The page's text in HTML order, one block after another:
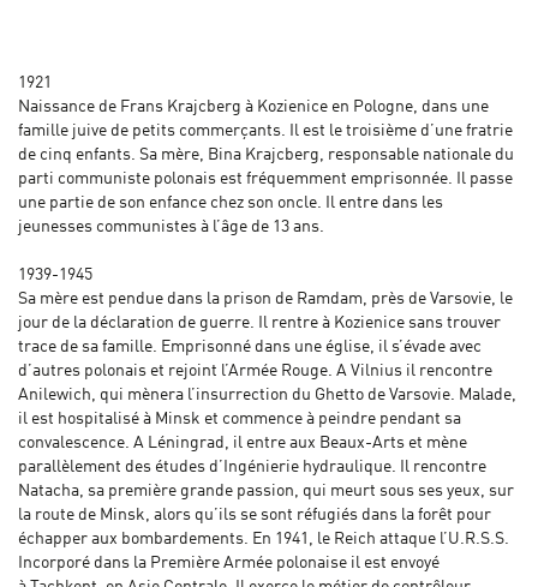
1921
Naissance de Frans Krajcberg à Kozienice en Pologne, dans une
famille juive de petits commerçants. Il est le troisième d’une fratrie
de cinq enfants. Sa mère, Bina Krajcberg, responsable nationale du
parti communiste polonais est fréquemment emprisonnée. Il passe
une partie de son enfance chez son oncle. Il entre dans les
jeunesses communistes à l’âge de 13 ans.
1939-1945
Sa mère est pendue dans la prison de Ramdam, près de Varsovie, le
jour de la déclaration de guerre. Il rentre à Kozienice sans trouver
trace de sa famille. Emprisonné dans une église, il s’évade avec
d’autres polonais et rejoint l’Armée Rouge. A Vilnius il rencontre
Anilewich, qui mènera l’insurrection du Ghetto de Varsovie. Malade,
il est hospitalisé à Minsk et commence à peindre pendant sa
convalescence. A Léningrad, il entre aux Beaux-Arts et mène
parallèlement des études d’Ingénierie hydraulique. Il rencontre
Natacha, sa première grande passion, qui meurt sous ses yeux, sur
la route de Minsk, alors qu’ils se sont réfugiés dans la forêt pour
échapper aux bombardements. En 1941, le Reich attaque l’U.R.S.S.
Incorporé dans la Première Armée polonaise il est envoyé